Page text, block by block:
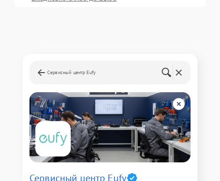
Сервисный центр Eufy
Сервисный центр Eufy